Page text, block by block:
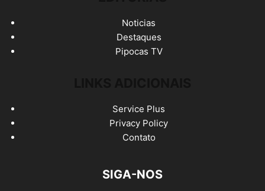
Noticias
Destaques
Pipocas TV
Service Plus
Privacy Policy
Contato
SIGA-NOS